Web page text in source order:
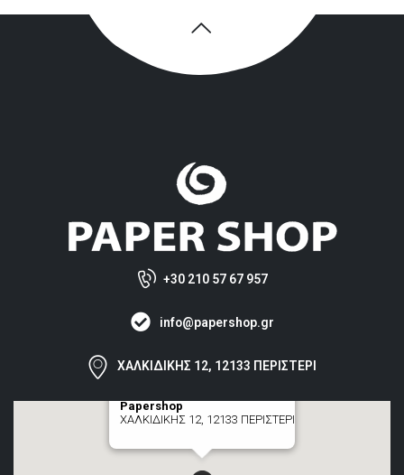
+30 210 57 67 957
info@papershop.gr
ΧΑΛΚΙΔΙΚΗΣ 12, 12133 ΠΕΡΙΣΤΕΡΙ
Papershop
ΧΑΛΚΙΔΙΚΗΣ 12, 12133 ΠΕΡΙΣΤΕΡΙ